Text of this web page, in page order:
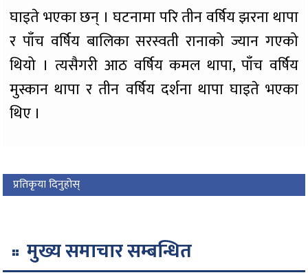
घाइते भएका छन् । घटनामा परि तीन वर्षिय झरना थापा
र पाँच वर्षिय बालिका सरस्वती रानाको ज्यान गएको
थियो । त्यसैगरी आठ वर्षिय कमल थापा, पाँच वर्षिय
मुस्कान थापा र तीन वर्षिय दर्शना थापा घाइते भएका
थिए ।
प्रतिकृया दिनुहोस्
मुख्य समाचार सम्बन्धित